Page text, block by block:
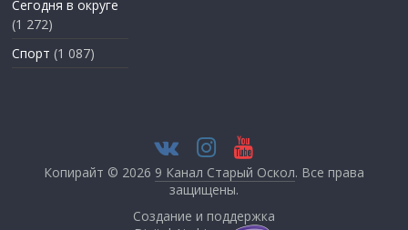
Сегодня в округе
(1 272)
Спорт (1 087)
Копирайт © 2026 9 Канал Старый Оскол. Все права
защищены.
Создание и поддержка